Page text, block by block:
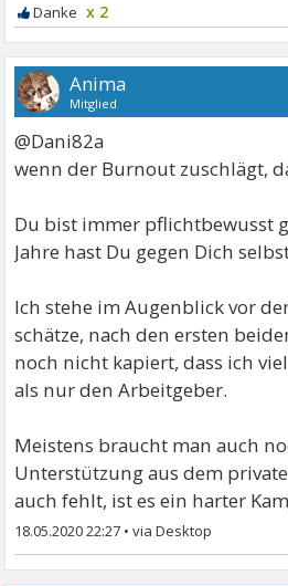
x 2
Anima
Mitglied
@Dani82a
wenn der Burnout zuschlägt,
Du bist immer pflichtbewusst
Jahre hast Du gegen Dich
Ich stehe im Augenblick vor
schätze, nach den ersten
noch nicht kapiert, dass ich
als nur den Arbeitgeber.
Meistens braucht man auch
Unterstützung aus dem
auch fehlt, ist es ein harter
18.05.2020 22:27 •